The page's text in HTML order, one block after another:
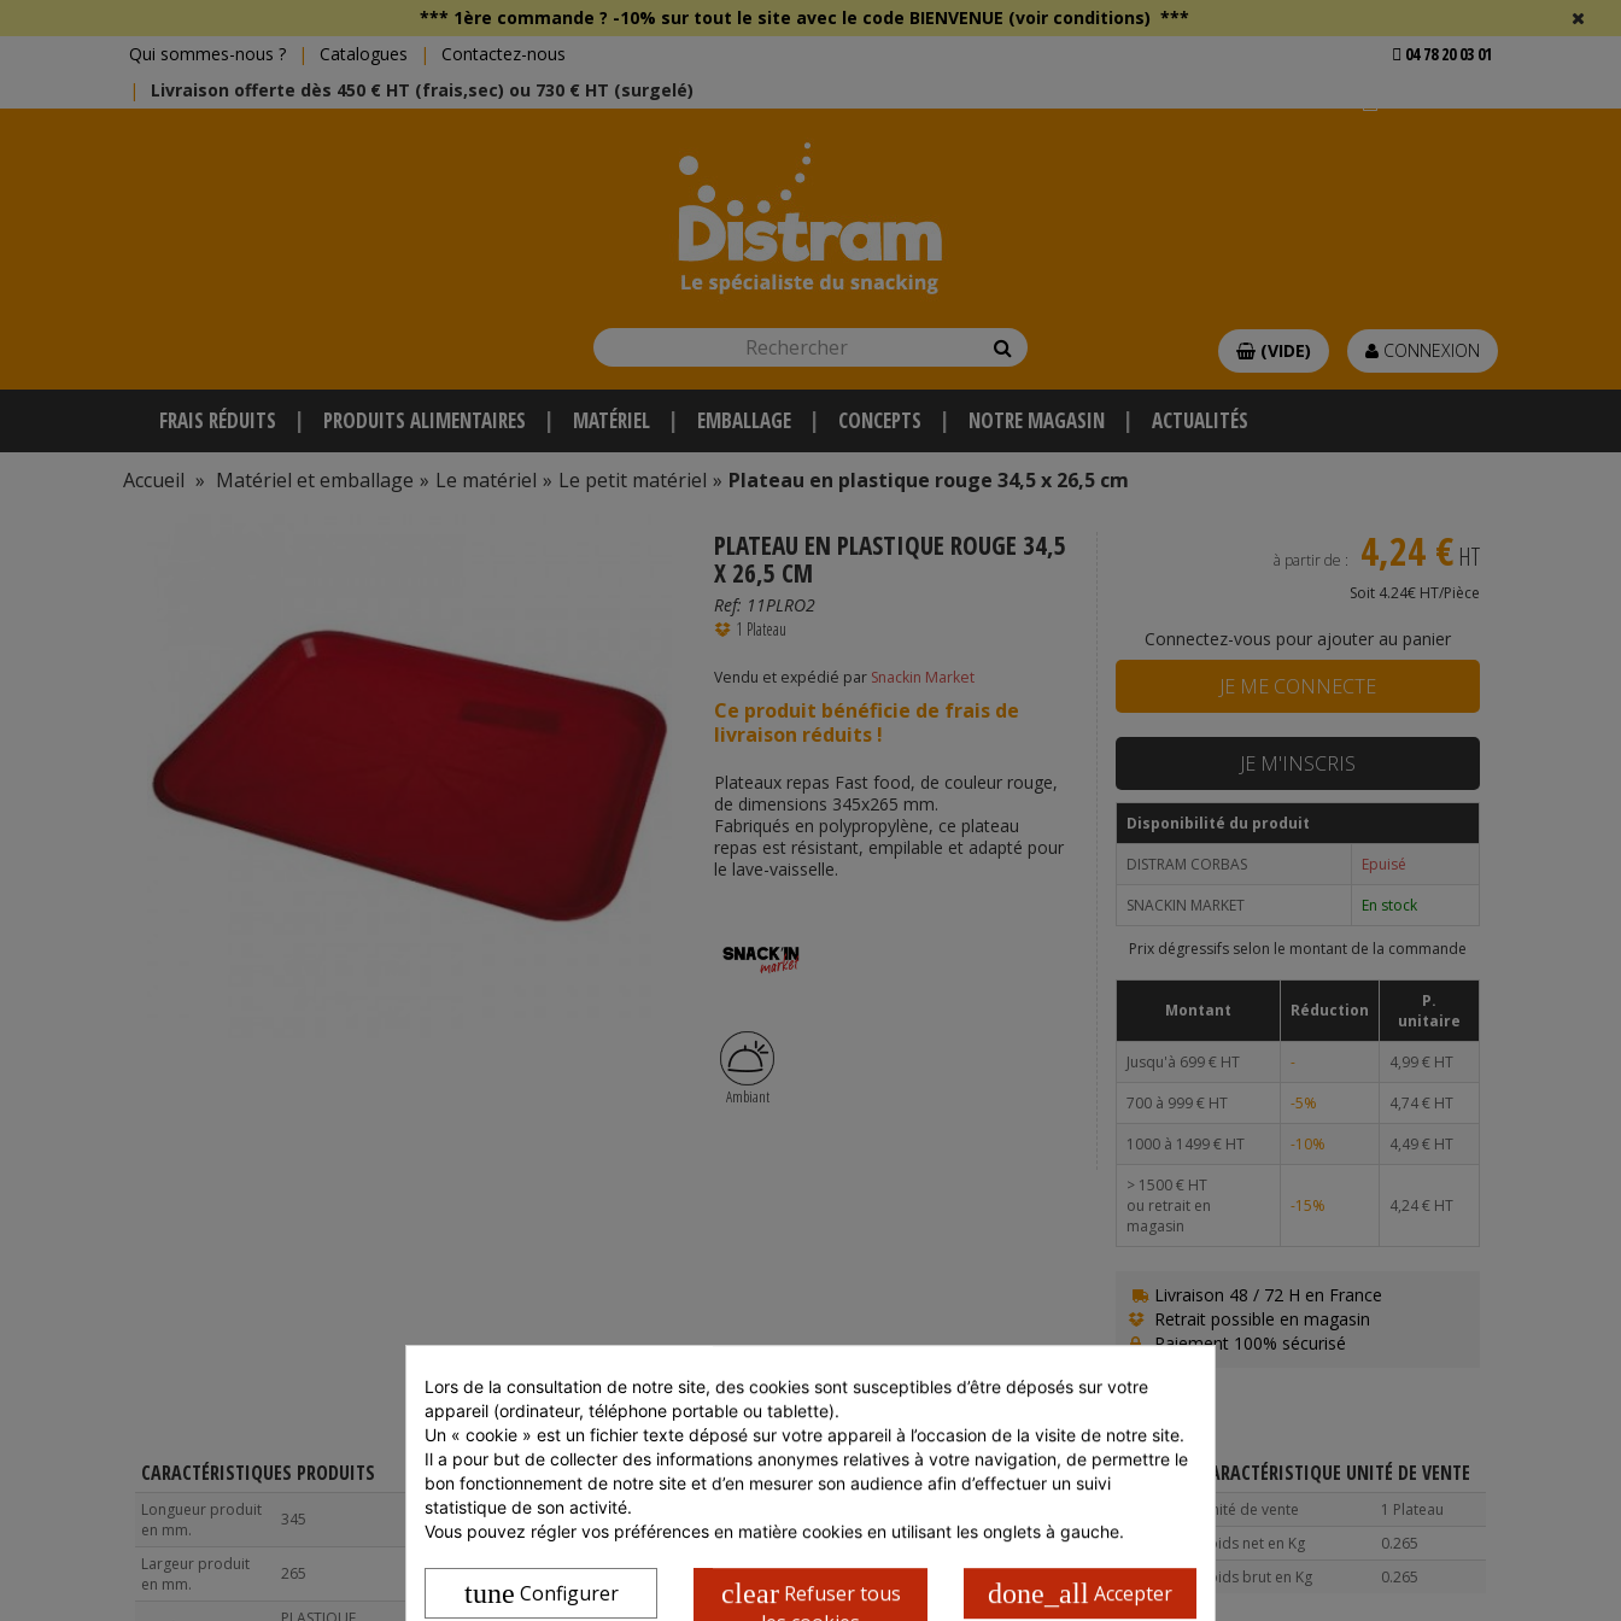
*** 1ère commande ? -10% sur tout le site avec le code BIENVENUE (voir conditions) ***
Qui sommes-nous ?
Catalogues
Contactez-nous
Livraison offerte dès 450 € HT (frais,sec) ou 730 € HT (surgelé)
04 78 20 03 01
Rechercher Rechercher CONNEXION
(VIDE)
FRAIS RÉDUITS PRODUITS ALIMENTAIRES MATÉRIEL EMBALLAGE CONCEPTS NOTRE MAGASIN ACTUALITÉS
Accueil » Matériel et emballage » Le matériel » Le petit matériel » Plateau en plastique rouge 34,5 x 26,5 cm
PLATEAU EN PLASTIQUE ROUGE 34,5
X 26,5 CM
Ref: 11PLRO2
1 Plateau
Vendu et expédié par Snackin Market
Ce produit bénéficie de frais de
livraison réduits !
Plateaux repas Fast food, de couleur rouge,
de dimensions 345x265 mm.
Fabriqués en polypropylène, ce plateau
repas est résistant, empilable et adapté pour
le lave-vaisselle.
Ambiant
à partir de : 4,24 € HT
Soit 4.24€ HT/Pièce
Connectez-vous pour ajouter au panier
JE ME CONNECTE
JE M'INSCRIS
Disponibilité du produit
DISTRAM CORBAS
Epuisé
SNACKIN MARKET
En stock
Prix dégressifs selon le montant de la commande
Montant Réduction
P.
unitaire
Jusqu'à 699 € HT
-
4,99 € HT
700 à 999 € HT
-5%
4,74 € HT
1000 à 1499 € HT
-10%
4,49 € HT
> 1500 € HT
ou retrait en
magasin
-15% 4,24 € HT
Livraison 48 / 72 H en France
Retrait possible en magasin
Paiement 100% sécurisé
CARACTÉRISTIQUES PRODUITS
Longueur produit
en mm.
345
Largeur produit
en mm.
265
CARACTÉRISTIQUES COLIS
Longueur en cm.
Largeur en cm.
27
Poids brut en Kg
6,6
CARACTÉRISTIQUES PALETTE
Largeur palette en cm.
80
CARACTÉRISTIQUE UNITÉ DE VENTE
Unité de vente
1 Plateau
Poids net en Kg
0.265
Poids brut en Kg
0.265
Lors de la consultation de notre site, des cookies sont susceptibles d’être déposés sur votre
appareil (ordinateur, téléphone portable ou tablette).
Un « cookie » est un fichier texte déposé sur votre appareil à l’occasion de la visite de notre site.
Il a pour but de collecter des informations anonymes relatives à votre navigation, de permettre le
bon fonctionnement de notre site et d’en mesurer son audience afin d’effectuer un suivi
statistique de son activité.
Vous pouvez régler vos préférences en matière cookies en utilisant les onglets à gauche.
done_all Accepter
clear Refuser tous
tune Configurer